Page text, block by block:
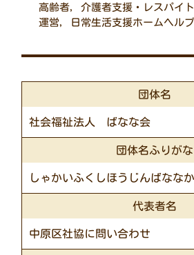
高齢者,介護者支援・レスパイ
運営, 日常生活支援ホームヘル
団体名
社会福祉法人 ばなな会
団体名ふりがな
しゃかいふくしほうじんばなな
代表者名
中原区社協に問い合わせ